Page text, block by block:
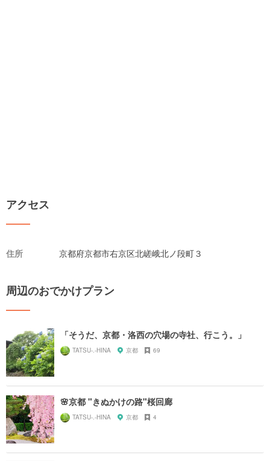
アクセス
住所 京都府京都市右京区北嵯峨北ノ段町３
周辺のおでかけプラン
「そうだ、京都・洛西の穴場の寺社、行こう。」
TATSU-.-HINA 京都 69
🌸京都 "きぬかけの路"桜回廊
TATSU-.-HINA 京都 4